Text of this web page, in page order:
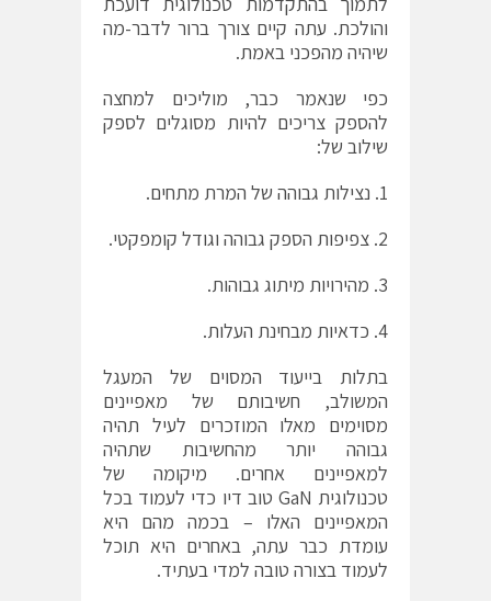
והולכת. עתה קיים צורך ברור לדבר-מה
שיהיה מהפכני באמת.
כפי שנאמר כבר, מוליכים למחצה
להספק צריכים להיות מסוגלים לספק
שילוב של:
1. נצילות גבוהה של המרת מתחים.
2. צפיפות הספק גבוהה וגודל קומפקטי.
3. מהירויות מיתוג גבוהות.
4. כדאיות מבחינת העלות.
בתלות בייעוד המסוים של המעגל
המשולב, חשיבותם של מאפיינים
מסוימים מאלו המוזכרים לעיל תהיה
גבוהה יותר מהחשיבות שתהיה
למאפיינים אחרים. מיקומה של
טכנולוגית GaN טוב דיו כדי לעמוד בכל
המאפיינים האלו – בכמה מהם היא
עומדת כבר עתה, באחרים היא תוכל
לעמוד בצורה טובה למדי בעתיד.